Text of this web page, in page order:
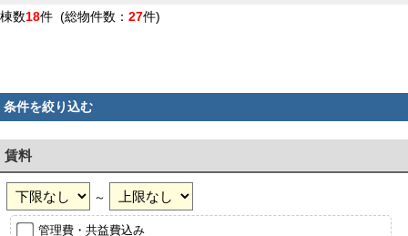
棟数18件 (総物件数： 27件)
条件を絞り込む
賃料
～
管理費・共益費込み